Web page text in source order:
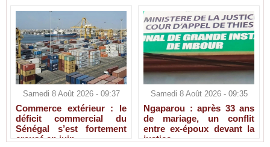
Samedi 8 Août 2026 - 09:37
Commerce extérieur : le
déficit commercial du
Sénégal s’est fortement
creusé en juin
Samedi 8 Août 2026 - 09:35
Ngaparou : après 33 ans
de mariage, un conflit
entre ex-époux devant la
justice